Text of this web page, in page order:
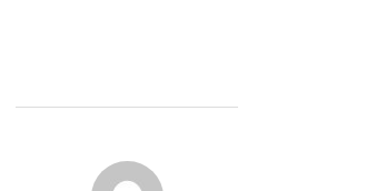
POST AUTHOR